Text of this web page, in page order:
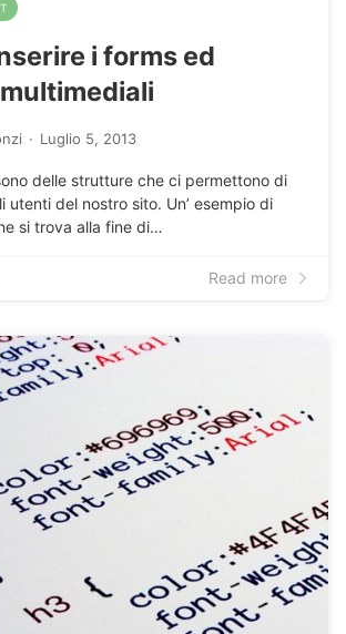
i forms ed
· Luglio 5, 2013
delle strutture che ci permettono di
utenti del nostro sito. Un’ esempio di
si trova alla fine di…
Read more